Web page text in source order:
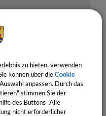
wird derzeit
in Ihren
zu bieten, verwenden
können über dieCookie
anpassen. Durch das
stimmen Sie der
des Buttons "Alle
nicht erforderlicher